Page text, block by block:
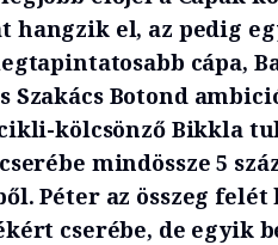
hangzik el, az pedig
cápa,
Szakács Botond
kölcsönző Bikkla
mindössze 5
Péter az összeg
cserébe, de egyik